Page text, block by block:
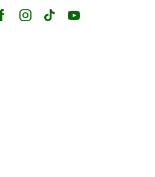
Facebook
Instagram
Tik- Youtube